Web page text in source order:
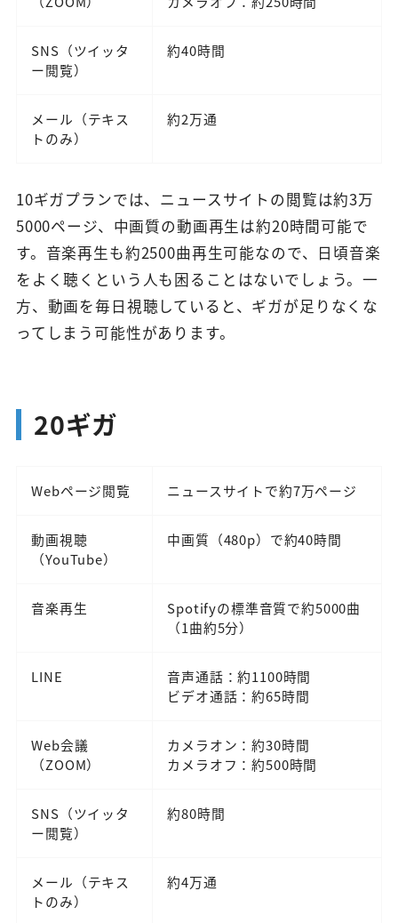
SNS（ツイッタ
ー閲覧）
約40時間
メール（テキス
トのみ）
約2万通
10ギガプランでは、ニュースサイトの閲覧は約3万
5000ページ、中画質の動画再生は約20時間可能で
す。音楽再生も約2500曲再生可能なので、日頃音楽
をよく聴くという人も困ることはないでしょう。一
方、動画を毎日視聴していると、ギガが足りなくな
ってしまう可能性があります。
20ギガ
Webページ閲覧 ニュースサイトで約7万ページ
動画視聴
（YouTube）
中画質（480p）で約40時間
音楽再生
Spotifyの標準音質で約5000曲
（1曲約5分）
LINE
音声通話：約1100時間
ビデオ通話：約65時間
Web会議
（ZOOM）
カメラオン：約30時間
カメラオフ：約500時間
SNS（ツイッタ
ー閲覧）
約80時間
メール（テキス
トのみ）
約4万通